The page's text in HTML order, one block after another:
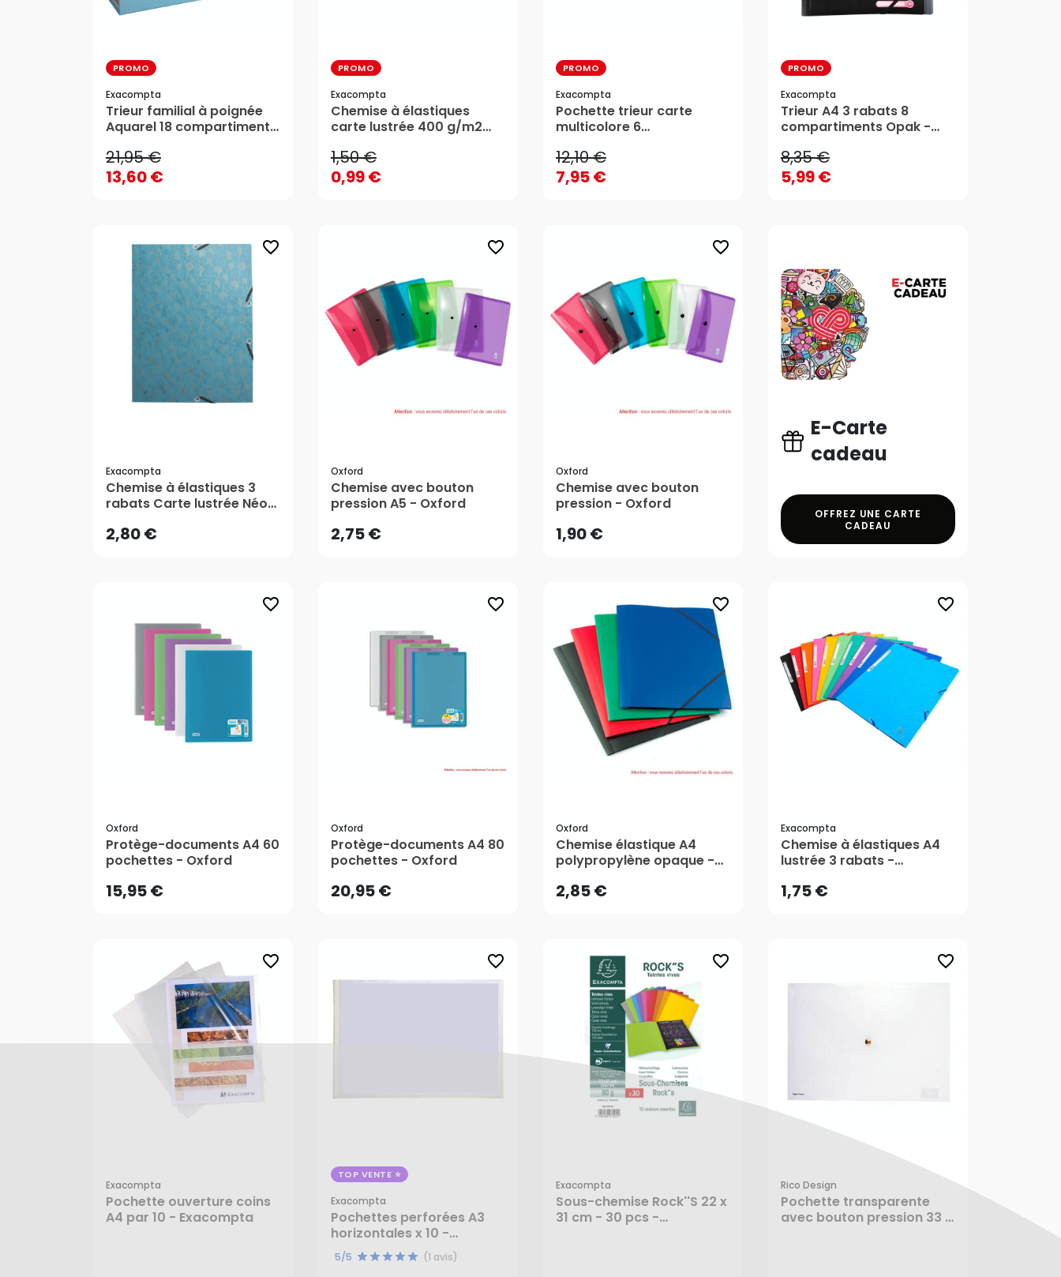
PROMO
Exacompta
Trieur familial à poignée
Aquarel 18 compartiments
21,95 €
13,60 €
21,95 €
13,60 €
AJOUTER AU PANIER
PROMO
Exacompta
Chemise à élastiques
carte lustrée 400 g/m2
Exacompta
1,50 €
0,99 €
1,50 €
0,99 €
AJOUTER AU PANIER
PROMO
Exacompta
Pochette trieur carte
multicolore 6
x 13 cm - Exacompta
12,10 €
7,95 €
12,10 €
7,95 €
AJOUTER AU PANIER
PROMO
Exacompta
Trieur A4 3 rabats 8
compartiments Opak -
8,35 €
5,99 €
8,35 €
5,99 €
AJOUTER AU PANIER
favorite_border
Exacompta
Chemise à élastiques 3
rabats Carte lustrée Néo
2,80 €
2,80 €
AJOUTER AU PANIER
favorite_border
Oxford
Chemise avec bouton
pression A5 - Oxford
2,75 €
2,75 €
AJOUTER AU PANIER
favorite_border
Oxford
Chemise avec bouton
pression - Oxford
1,90 €
1,90 €
AJOUTER AU PANIER
E-Carte
cadeau
OFFREZ UNE CARTE
CADEAU
favorite_border
Oxford
Protège-documents A4 60
pochettes - Oxford
15,95 €
15,95 €
AJOUTER AU PANIER
favorite_border
Oxford
Protège-documents A4 80
pochettes - Oxford
20,95 €
20,95 €
AJOUTER AU PANIER
favorite_border
Oxford
Chemise élastique A4
polypropylène opaque -
2,85 €
2,85 €
AJOUTER AU PANIER
favorite_border
Exacompta
Chemise à élastiques A4
lustrée 3 rabats -
1,75 €
1,75 €
AJOUTER AU PANIER
favorite_border
Exacompta
Pochette ouverture coins
A4 par 10 - Exacompta
favorite_border
TOP VENTE
Exacompta
Pochettes perforées A3
horizontales x 10 -
Exacompta
5/5 (1 avis)
12,50 €
favorite_border
Exacompta
Sous-chemise Rock''S 22 x
31 cm - 30 pcs -
favorite_border
Rico Design
Pochette transparente
avec bouton pression 33 x